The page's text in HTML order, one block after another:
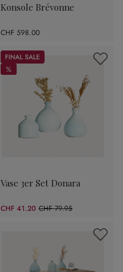
Konsole Brévonne
CHF 598.00
Sale
%
%
Vase 3er Set Donara
CHF 41.20 CHF 79.95
(48.47% gespart)